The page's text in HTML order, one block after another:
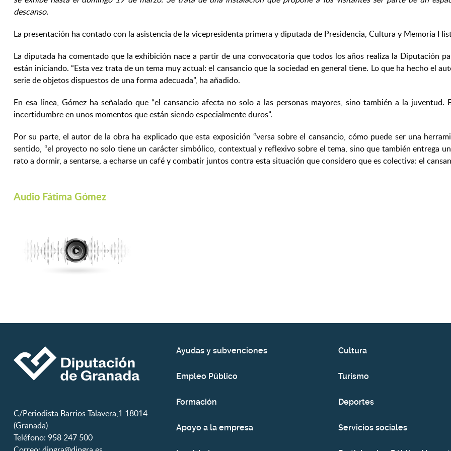
descanso.
La presentación ha contado con la asistencia de la vicepresidenta primera y diputada de Presidencia, Cultura y Memoria
La diputada ha comentado que la exhibición nace a partir de una convocatoria que todos los años realiza la Diputación
están iniciando. “Esta vez trata de un tema muy actual: el cansancio que la sociedad en general tiene. Lo que ha hecho el
serie de objetos dispuestos de una forma adecuada”, ha añadido.
En esa línea, Gómez ha señalado que “el cansancio afecta no solo a las personas mayores, sino también a la
incertidumbre en unos momentos que están siendo especialmente duros”.
Por su parte, el autor de la obra ha explicado que esta exposición “versa sobre el cansancio, cómo puede ser una
sentido, “el proyecto no solo tiene un carácter simbólico, contextual y reflexivo sobre el tema, sino que también entrega
rato a dormir, a sentarse, a echarse un café y combatir juntos contra esta situación que considero que es colectiva: el
Audio Fátima Gómez
C/Periodista Barrios Talavera,1 18014
(Granada)
Teléfono: 958 247 500
Ayudas y subvenciones
Empleo Público
Formación
Apoyo a la empresa
Cultura
Turismo
Deportes
Servicios sociales